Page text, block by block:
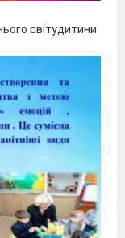
світудитини